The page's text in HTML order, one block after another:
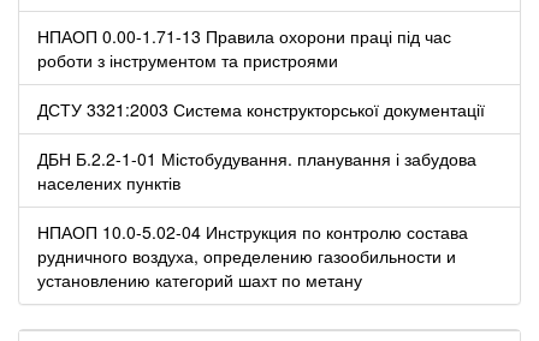
НПАОП 0.00-1.71-13 Правила охорони праці під час
роботи з інструментом та пристроями
ДСТУ 3321:2003 Система конструкторської документації
ДБН Б.2.2-1-01 Містобудування. планування і забудова
населених пунктів
НПАОП 10.0-5.02-04 Инструкция по контролю состава
рудничного воздуха, определению газообильности и
установлению категорий шахт по метану